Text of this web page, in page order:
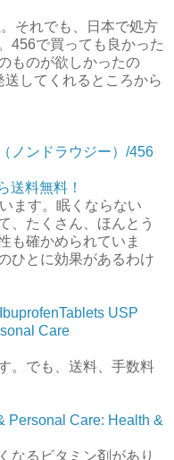
それでも、日本で処方
456で買っても良かった
ものが欲しかったの
してくれるところから
ノンドラウジー）/456
送料無料！
ます。眠くならない
、たくさん、ほんとう
も確かめられていま
ひとに効果があるわけ
USP
Care
。でも、送料、手数料
Personal Care: Health &
なるビタミン剤があり